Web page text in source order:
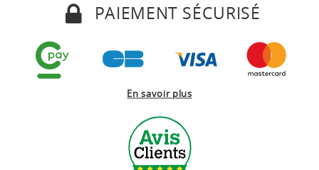
PAIEMENT SÉCURISÉ
En savoir plus